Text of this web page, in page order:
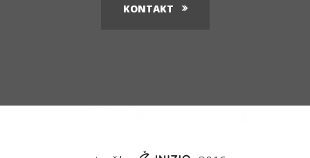
KONTAKT